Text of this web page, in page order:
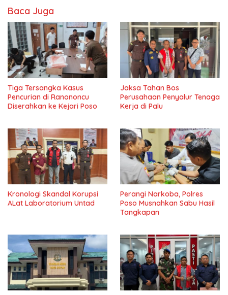
Baca Juga
Tiga Tersangka Kasus
Pencurian di Ranononcu
Diserahkan ke Kejari Poso
Jaksa Tahan Bos
Perusahaan Penyalur Tenaga
Kerja di Palu
Kronologi Skandal Korupsi
ALat Laboratorium Untad
Perangi Narkoba, Polres
Poso Musnahkan Sabu Hasil
Tangkapan